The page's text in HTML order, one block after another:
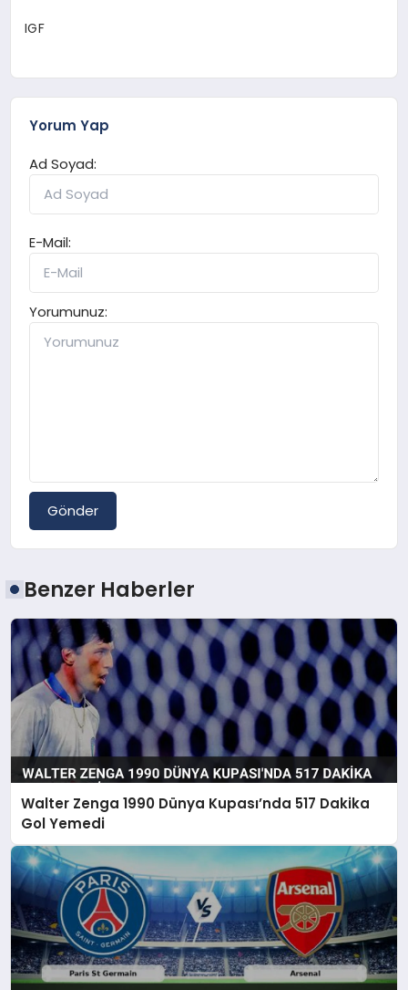
IGF
Yorum Yap
Ad Soyad:
E-Mail:
Yorumunuz:
Gönder
Benzer Haberler
Walter Zenga 1990 Dünya Kupası’nda 517 Dakika
Gol Yemedi